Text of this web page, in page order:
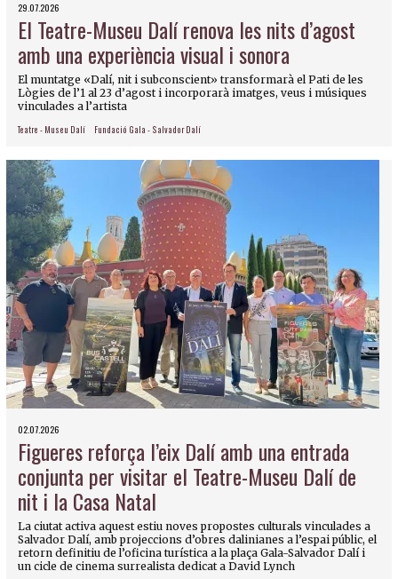
29.07.2026
El Teatre-Museu Dalí renova les nits d’agost
amb una experiència visual i sonora
El muntatge «Dalí, nit i subconscient» transformarà el Pati de les
Lògies de l’1 al 23 d’agost i incorporarà imatges, veus i músiques
vinculades a l’artista
Teatre - Museu Dalí Fundació Gala - Salvador Dalí
02.07.2026
Figueres reforça l’eix Dalí amb una entrada
conjunta per visitar el Teatre-Museu Dalí de
nit i la Casa Natal
La ciutat activa aquest estiu noves propostes culturals vinculades a
Salvador Dalí, amb projeccions d’obres dalinianes a l’espai públic, el
retorn definitiu de l’oficina turística a la plaça Gala-Salvador Dalí i
un cicle de cinema surrealista dedicat a David Lynch